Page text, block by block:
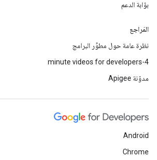
بوّابة الدعم
المَراجع
نظرة عامة حول مطوِّر البرامج
4-minute videos for developers
مدوّنة Apigee
Android
Chrome